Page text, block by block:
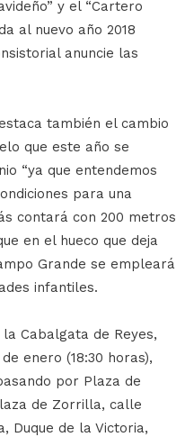
y el “Cartero
al nuevo año 2018
anuncie las
también el cambio
que este año se
“ya que entendemos
para una
contará con 200 metros
en el hueco que deja
Grande se empleará
infantiles.
Cabalgata de Reyes,
enero (18:30 horas),
por Plaza de
de Zorrilla, calle
Duque de la Victoria,